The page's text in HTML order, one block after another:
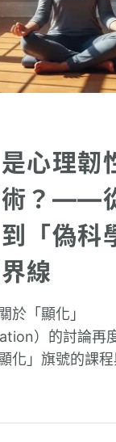
心理韌
術？——
「偽科
線
於「顯化」
）的討論再
化」旗號的課
關係與健康。這
缺乏實證基礎